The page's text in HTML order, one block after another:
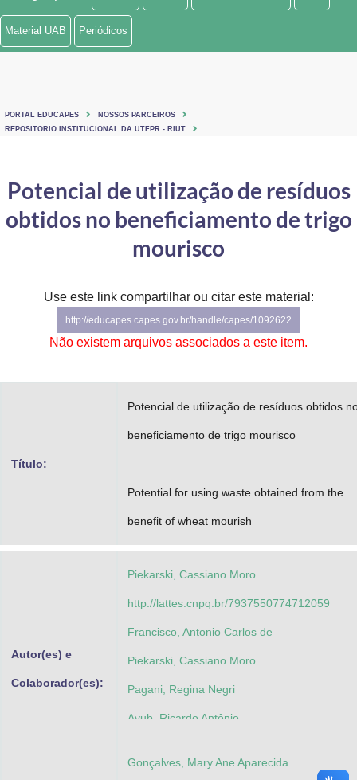
Ministério de Minas e Energia
Ministério do Turismo
Controladoria-Geral da União
Secretaria de Governo
Gabinete de Segurança Institucional
Material UAB Periódicos
PORTAL EDUCAPES
NOSSOS PARCEIROS
REPOSITORIO INSTITUCIONAL DA UTFPR - RIUT
Potencial de utilização de resíduos
obtidos no beneficiamento de trigo
mourisco
Use este link compartilhar ou citar este material:
http://educapes.capes.gov.br/handle/capes/1092622
Não existem arquivos associados a este item.
Título:
Potencial de utilização de resíduos obtidos
beneficiamento de trigo mourisco
Potential for using waste obtained from the
benefit of wheat mourish
Autor(es) e
Colaborador(es):
Piekarski, Cassiano Moro
http://lattes.cnpq.br/7937550774712059
Francisco, Antonio Carlos de
Piekarski, Cassiano Moro
Pagani, Regina Negri
Ayub, Ricardo Antônio
Gonçalves, Mary Ane Aparecida